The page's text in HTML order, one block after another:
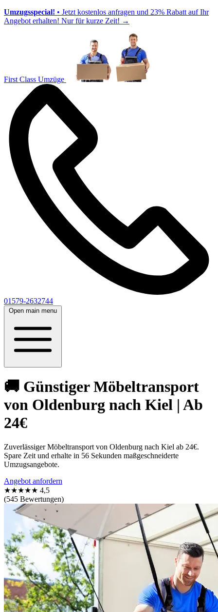
Umzugsspecial! • Jetzt kostenlos anfragen und 23% Rabatt auf Ihr
Angebot erhalten! Nur für kurze Zeit! →
First Class Umzüge
01579-2632744
Open main menu
🚚 Günstiger Möbeltransport
von Oldenburg nach Kiel | Ab
24€
Zuverlässiger Möbeltransport von Oldenburg nach Kiel ab 24€.
Spare Zeit und erhalte in 56 Sekunden maßgeschneiderte
Umzugsangebote.
Angebot anfordern
★★★★★ 4,5
(545 Bewertungen)